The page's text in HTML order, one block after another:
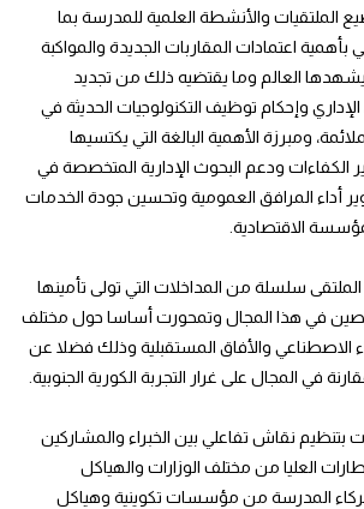
الملتقيات والأنشطة العلمية للمدرسة بما
اعتمادات المقاربات الجديدة والمواكبة
يشهدها العالم وما يقتضيه ذلك من تجديد
وإحكام توظيف التكنولوجيات الحديثة في
ومبرزة الأهمية البالغة التي يكتسيها
الكفاءات ودعم البحوث الإدارية المتخصصة في
أداء المرافق العمومية وتحسين جودة الخدمات
الاقتصادية.
سلسلة من المداخلات التي تولى تأمينها
في هذا المجال وتمحورت أساسا حول مختلف
الاصطناعي والأفاق المستقبلية وذلك فضلا عن
في المجال على غرار التجربة الكورية الجنوبية.
نقاش تفاعلي بين الخبراء والمشاركين
العليا من مختلف الوزارات والهياكل
المدرسة من مؤسسات تكوينية وهياكل